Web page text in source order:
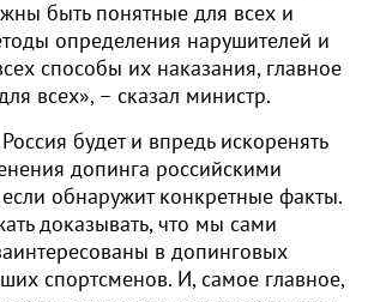
быть понятные для всех и
определения нарушителей и
способы их наказания, главное
всех», – сказал министр.
будет и впредь искоренять
допинга российскими
обнаружит конкретные факты.
доказывать, что мы сами
в допинговых
спортсменов. И, самое главное,